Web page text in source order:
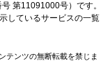
第11091000号）です。
しているサービスの一覧
テンツの無断転載を禁じま